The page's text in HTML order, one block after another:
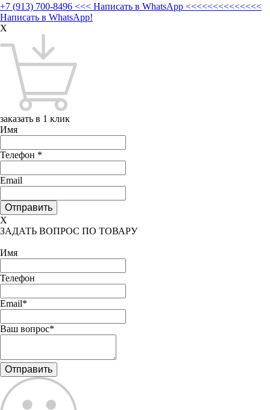
+7 (913) 700-8496 <<< Написать в WhatsApp <<<<<<<<<<<<<<
Написать в WhatsApp!
X
заказать в 1 клик
Имя
Телефон *
Email
X
ЗАДАТЬ ВОПРОС ПО ТОВАРУ
Имя
Телефон
Email*
Ваш вопрос*